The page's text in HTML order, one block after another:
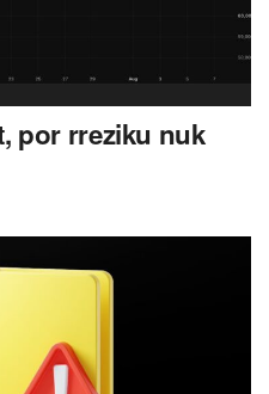
por rreziku nuk